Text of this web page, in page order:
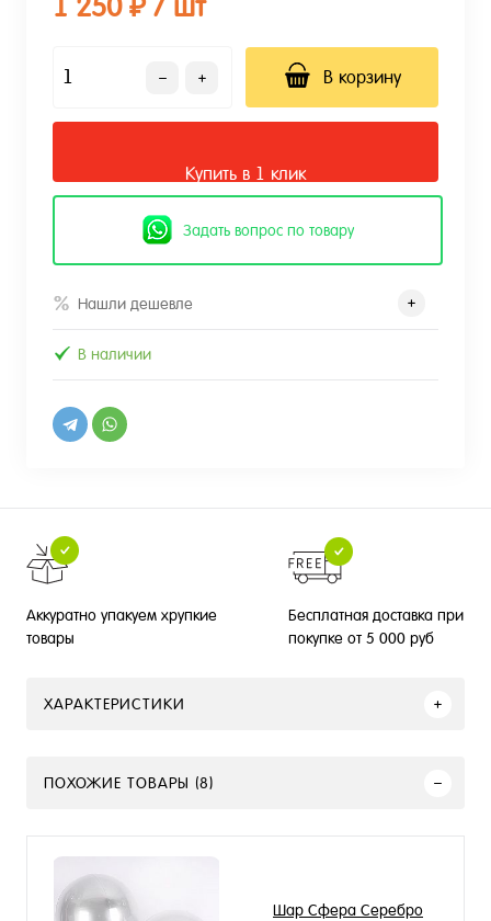
1 250 ₽ / шт
В корзину
Купить в 1 клик
Задать вопрос по товару
Нашли дешевле
В наличии
Аккуратно упакуем хрупкие
товары
Бесплатная доставка при
покупке от 5 000 руб
ХАРАКТЕРИСТИКИ
ПОХОЖИЕ ТОВАРЫ (8)
Шар Сфера Серебро